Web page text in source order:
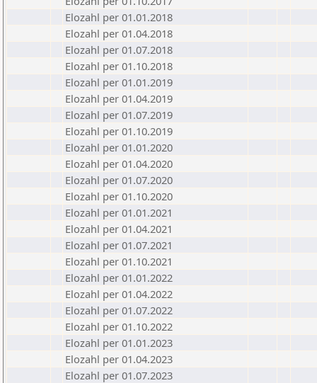
Elozahl per 01.01.2018
Elozahl per 01.04.2018
Elozahl per 01.07.2018
Elozahl per 01.10.2018
Elozahl per 01.01.2019
Elozahl per 01.04.2019
Elozahl per 01.07.2019
Elozahl per 01.10.2019
Elozahl per 01.01.2020
Elozahl per 01.04.2020
Elozahl per 01.07.2020
Elozahl per 01.10.2020
Elozahl per 01.01.2021
Elozahl per 01.04.2021
Elozahl per 01.07.2021
Elozahl per 01.10.2021
Elozahl per 01.01.2022
Elozahl per 01.04.2022
Elozahl per 01.07.2022
Elozahl per 01.10.2022
Elozahl per 01.01.2023
Elozahl per 01.04.2023
Elozahl per 01.07.2023